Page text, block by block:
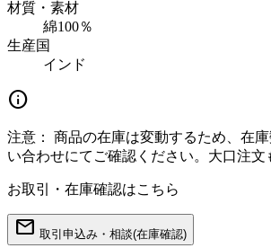
材質・素材
綿100％
生産国
インド
info
注意：
商品の在庫は変動するため、在
い合わせにてご確認ください。大口注文
お取引・在庫確認はこちら
mail 取引申込み・相談(在庫確認)